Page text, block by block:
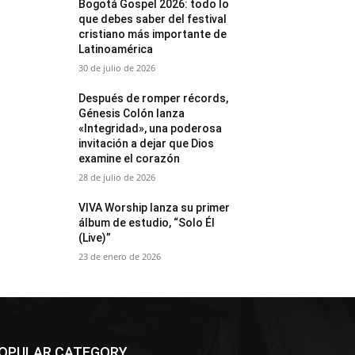
Bogotá Gospel 2026: todo lo
que debes saber del festival
cristiano más importante de
Latinoamérica
30 de julio de 2026
Después de romper récords,
Génesis Colón lanza
«Integridad», una poderosa
invitación a dejar que Dios
examine el corazón
28 de julio de 2026
VIVA Worship lanza su primer
álbum de estudio, “Solo Él
(Live)”
23 de enero de 2026